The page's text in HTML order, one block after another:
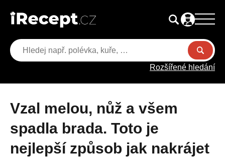
Rozšířené hledání
Vzal melou, nůž a všem
spadla brada. Toto je
nejlepší způsob jak nakrájet